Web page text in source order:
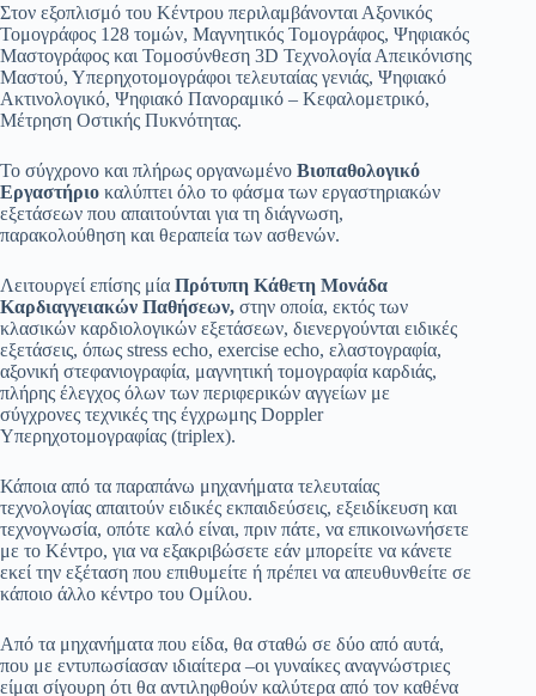
Στον εξοπλισμό του Κέντρου περιλαμβάνονται Αξονικός
Τομογράφος 128 τομών, Μαγνητικός Τομογράφος, Ψηφιακός
Μαστογράφος και Τομοσύνθεση 3D Τεχνολογία Απεικόνισης
Μαστού, Υπερηχοτομογράφοι τελευταίας γενιάς, Ψηφιακό
Ακτινολογικό, Ψηφιακό Πανοραμικό – Κεφαλομετρικό,
Μέτρηση Οστικής Πυκνότητας.
Το σύγχρονο και πλήρως οργανωμένο Βιοπαθολογικό
Εργαστήριο καλύπτει όλο το φάσμα των εργαστηριακών
εξετάσεων που απαιτούνται για τη διάγνωση,
παρακολούθηση και θεραπεία των ασθενών.
Λειτουργεί επίσης μία Πρότυπη Κάθετη Μονάδα
Καρδιαγγειακών Παθήσεων, στην οποία, εκτός των
κλασικών καρδιολογικών εξετάσεων, διενεργούνται ειδικές
εξετάσεις, όπως stress echo, exercise echo, ελαστογραφία,
αξονική στεφανιογραφία, μαγνητική τομογραφία καρδιάς,
πλήρης έλεγχος όλων των περιφερικών αγγείων με
σύγχρονες τεχνικές της έγχρωμης Doppler
Υπερηχοτομογραφίας (triplex).
Κάποια από τα παραπάνω μηχανήματα τελευταίας
τεχνολογίας απαιτούν ειδικές εκπαιδεύσεις, εξειδίκευση και
τεχνογνωσία, οπότε καλό είναι, πριν πάτε, να επικοινωνήσετε
με το Κέντρο, για να εξακριβώσετε εάν μπορείτε να κάνετε
εκεί την εξέταση που επιθυμείτε ή πρέπει να απευθυνθείτε σε
κάποιο άλλο κέντρο του Ομίλου.
Από τα μηχανήματα που είδα, θα σταθώ σε δύο από αυτά,
που με εντυπωσίασαν ιδιαίτερα –οι γυναίκες αναγνώστριες
είμαι σίγουρη ότι θα αντιληφθούν καλύτερα από τον καθένα